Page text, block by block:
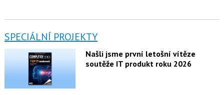
SPECIÁLNÍ PROJEKTY
Našli jsme první letošní vítěze
soutěže IT produkt roku 2026